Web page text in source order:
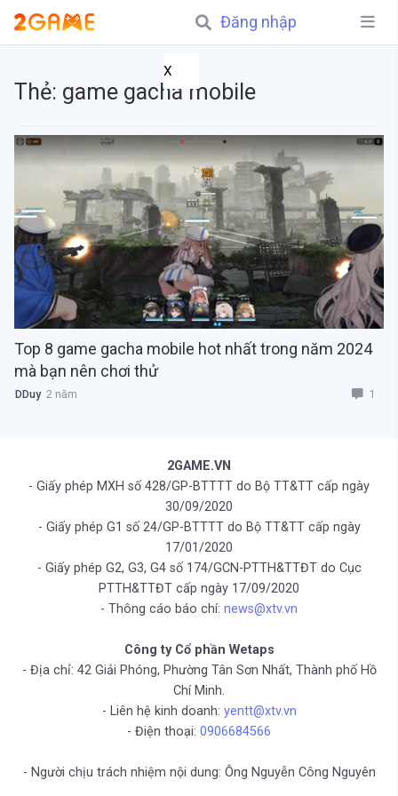
Đăng nhập
X
Thẻ: game gacha mobile
Top 8 game gacha mobile hot nhất trong năm 2024
mà bạn nên chơi thử
DDuy2 năm 1
2GAME.VN
- Giấy phép MXH số 428/GP-BTTTT do Bộ TT&TT cấp ngày
30/09/2020
- Giấy phép G1 số 24/GP-BTTTT do Bộ TT&TT cấp ngày
17/01/2020
- Giấy phép G2, G3, G4 số 174/GCN-PTTH&TTĐT do Cục
PTTH&TTĐT cấp ngày 17/09/2020
- Thông cáo báo chí: news@xtv.vn
Công ty Cổ phần Wetaps
- Địa chỉ: 42 Giải Phóng, Phường Tân Sơn Nhất, Thành phố Hồ
Chí Minh.
- Liên hệ kinh doanh: yentt@xtv.vn
- Điện thoại: 0906684566
- Người chịu trách nhiệm nội dung: Ông Nguyễn Công Nguyên